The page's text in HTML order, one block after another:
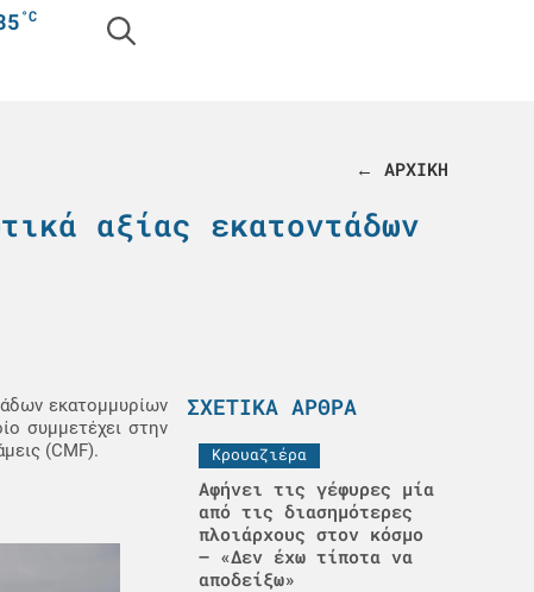
°C
← ΑΡΧΙΚΗ
αξίας εκατοντάδων
εκατομμυρίων
συμμετέχει στην
(CMF).
ΣΧΕΤΙΚΆ ΆΡΘΡΑ
Κρουαζιέρα
Αφήνει τις γέφυρες μία
από τις διασημότερες
πλοιάρχους στον κόσμο
– «Δεν έχω τίποτα να
αποδείξω»